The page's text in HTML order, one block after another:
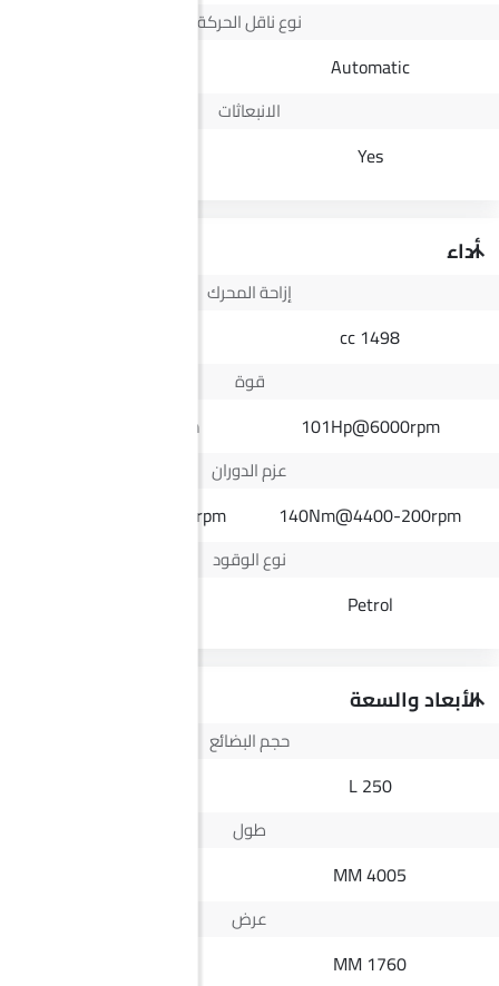
نوع ناقل الحركة
Automatic
الانبعاثات
Yes
أداء
إزاحة المحرك
1498 cc
قوة
101Hp@6000rpm
164Hp@3400rpm
عزم الدوران
140Nm@4400-200rpm
430Nm@1600-2200rpm
نوع الوقود
Petrol
الأبعاد والسعة
حجم البضائع
250 L
طول
4005 MM
عرض
1760 MM